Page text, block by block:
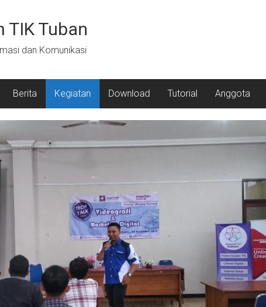
TIK Tuban
dan Komunikasi
Berita Kegiatan Download Tutorial Anggota